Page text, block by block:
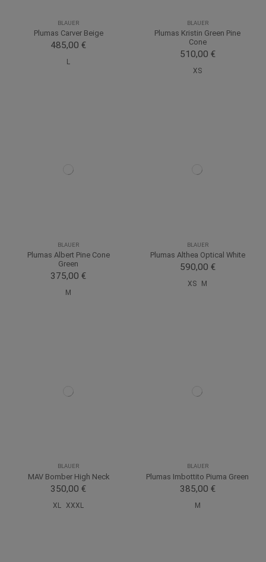
BLAUER
Plumas Carver Beige
485,00 €
L
BLAUER
Plumas Kristin Green Pine
Cone
510,00 €
XS
BLAUER
Plumas Albert Pine Cone
Green
375,00 €
M
BLAUER
Plumas Althea Optical White
590,00 €
XS M
BLAUER
MAV Bomber High Neck
350,00 €
XL XXXL
BLAUER
Plumas Imbottito Piuma Green
385,00 €
M